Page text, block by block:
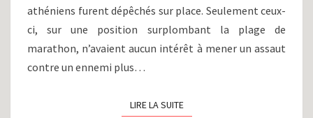
athéniens furent dépêchés sur place. Seulement ceux-
ci, sur une position surplombant la plage de
marathon, n’avaient aucun intérêt à mener un assaut
contre un ennemi plus…
LIRE LA SUITELIRE LA SUITE